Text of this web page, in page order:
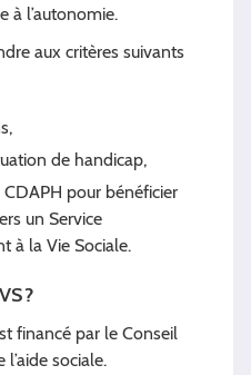
à l’autonomie.
aux critères suivants
de handicap,
CDAPH pour bénéficier
un Service
à la Vie Sociale.
?
financé par le Conseil
sociale.